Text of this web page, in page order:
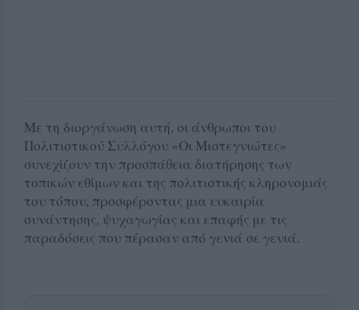
Με τη διοργάνωση αυτή, οι άνθρωποι του
Πολιτιστικού Συλλόγου «Οι Μιστεγνιώτες»
συνεχίζουν την προσπάθεια διατήρησης των
τοπικών εθίμων και της πολιτιστικής κληρονομιάς
του τόπου, προσφέροντας μια ευκαιρία
συνάντησης, ψυχαγωγίας και επαφής με τις
παραδόσεις που πέρασαν από γενιά σε γενιά.